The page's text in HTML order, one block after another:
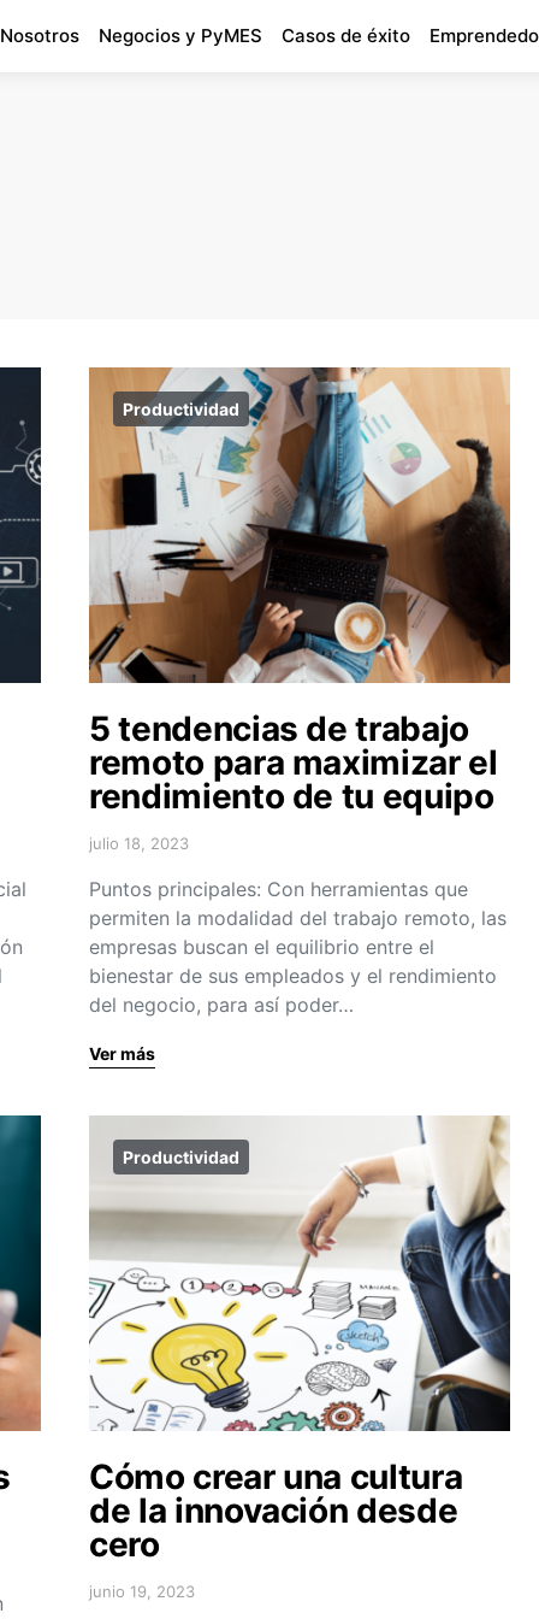
Negocios y PyMES Casos de éxito
Productividad
5 tendencias de trabajo
remoto para maximizar el
rendimiento de tu equipo
julio 18, 2023
Puntos principales: Con herramientas que
permiten la modalidad del trabajo remoto, las
empresas buscan el equilibrio entre el
bienestar de sus empleados y el rendimiento
del negocio, para así poder…
Ver más
Productividad
Cómo crear una cultura
de la innovación desde
cero
junio 19, 2023